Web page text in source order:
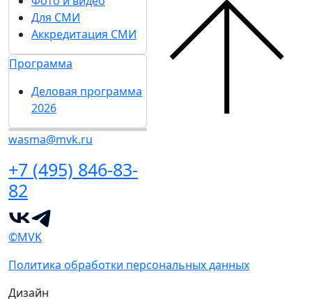
Для СМИ
Аккредитация СМИ
Программа
Деловая программа
2026
wasma@mvk.ru
+7 (495) 846-83-
82
©MVK
Политика обработки персональных данных
Дизайн